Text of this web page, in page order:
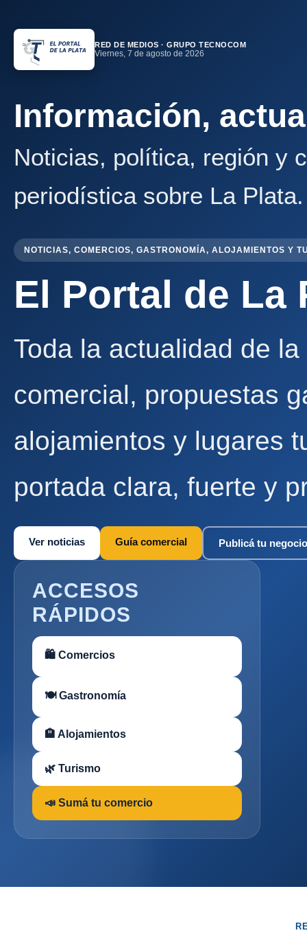
RED DE MEDIOS · GRUPO TECNOCOM
Viernes, 7 de agosto de 2026
Información,
Noticias, política, región y
periodística sobre La Plata.
NOTICIAS, COMERCIOS, GASTRONOMÍA, ALOJAMIENTOS Y
El Portal de La
Toda la actualidad de
comercial, propuestas
alojamientos y lugares
portada clara, fuerte y
Ver noticias Guía comercial Publicá tu negocio
ACCESOS
RÁPIDOS
🛍 Comercios
🍽 Gastronomía
🏨 Alojamientos
🌿 Turismo
📣 Sumá tu comercio